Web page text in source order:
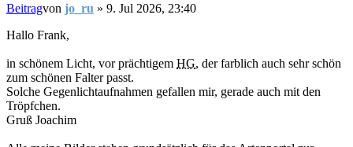
Beitragvon jo_ru » 9. Jul 2026, 23:40
Hallo Frank,
in schönem Licht, vor prächtigem HG, der farblich auch sehr schön
zum schönen Falter passt.
Solche Gegenlichtaufnahmen gefallen mir, gerade auch mit den
Tröpfchen.
Gruß Joachim